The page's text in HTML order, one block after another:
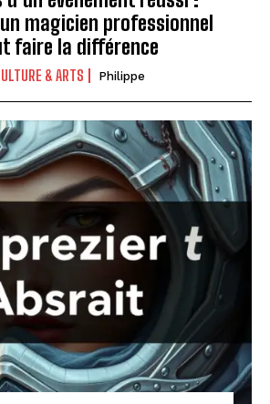
magicien professionnel
faire la différence
& ARTS Philippe